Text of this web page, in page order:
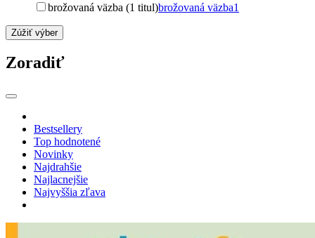
brožovaná väzba (1 titul)brožovaná väzba1
Zúžiť výber
Zoradiť
Bestsellery
Top hodnotené
Novinky
Najdrahšie
Najlacnejšie
Najvyššia zľava